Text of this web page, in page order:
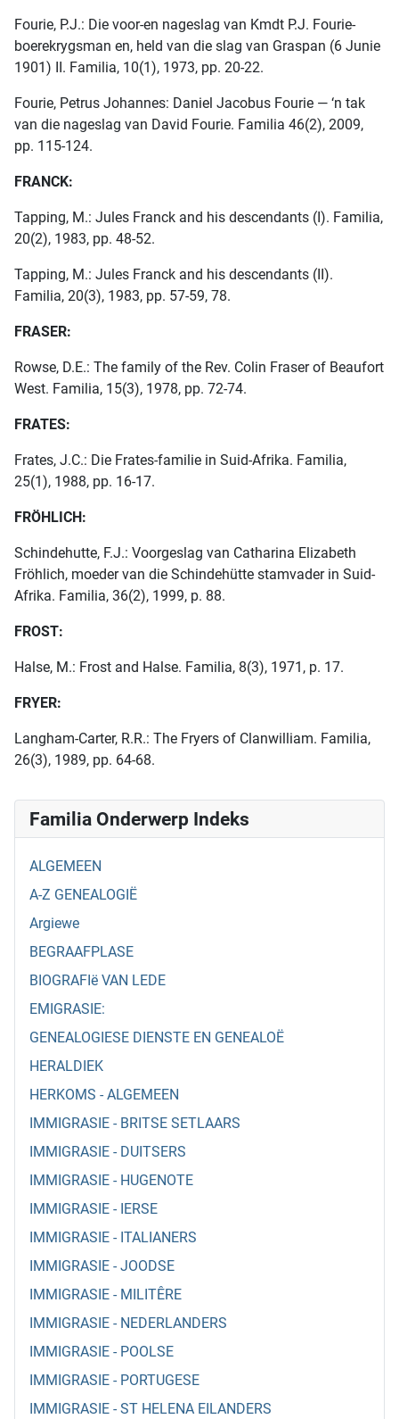
Familia Onderwerp Indeks
ALGEMEEN
A-Z GENEALOGIË
Argiewe
BEGRAAFPLASE
BIOGRAFIë VAN LEDE
EMIGRASIE:
GENEALOGIESE DIENSTE EN GENEALOË
HERALDIEK
HERKOMS - ALGEMEEN
IMMIGRASIE - BRITSE SETLAARS
IMMIGRASIE - DUITSERS
IMMIGRASIE - HUGENOTE
IMMIGRASIE - IERSE
IMMIGRASIE - ITALIANERS
IMMIGRASIE - JOODSE
IMMIGRASIE - MILITÊRE
IMMIGRASIE - NEDERLANDERS
IMMIGRASIE - POOLSE
IMMIGRASIE - PORTUGESE
IMMIGRASIE - ST HELENA EILANDERS
Fourie, P.J.: Die voor-en nageslag van Kmdt P.J. Fourie-
boerekrygsman en, held van die slag van Graspan (6 Junie
1901) II. Familia, 10(1), 1973, pp. 20-22.
Fourie, Petrus Johannes: Daniel Jacobus Fourie — ‘n tak
van die nageslag van David Fourie. Familia 46(2), 2009,
pp. 115-124.
FRANCK:
Tapping, M.: Jules Franck and his descendants (I). Familia,
20(2), 1983, pp. 48-52.
Tapping, M.: Jules Franck and his descendants (II).
Familia, 20(3), 1983, pp. 57-59, 78.
FRASER:
Rowse, D.E.: The family of the Rev. Colin Fraser of Beaufort
West. Familia, 15(3), 1978, pp. 72-74.
FRATES:
Frates, J.C.: Die Frates-familie in Suid-Afrika. Familia,
25(1), 1988, pp. 16-17.
FRÖHLICH:
Schindehutte, F.J.: Voorgeslag van Catharina Elizabeth
Fröhlich, moeder van die Schindehütte stamvader in Suid-
Afrika. Familia, 36(2), 1999, p. 88.
FROST:
Halse, M.: Frost and Halse. Familia, 8(3), 1971, p. 17.
FRYER:
Langham-Carter, R.R.: The Fryers of Clanwilliam. Familia,
26(3), 1989, pp. 64-68.